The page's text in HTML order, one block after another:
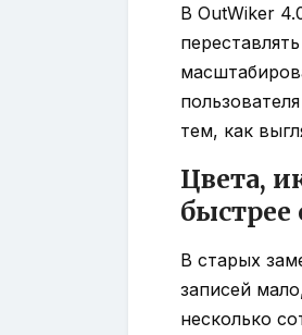
В OutWiker
тем, как
Цвета,
быстрее
В старых
записей
несколько